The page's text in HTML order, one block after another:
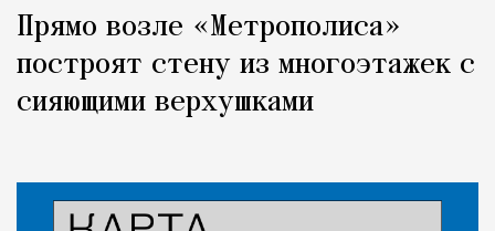
Прямо возле «Метрополиса»
построят стену из многоэтажек с
сияющими верхушками